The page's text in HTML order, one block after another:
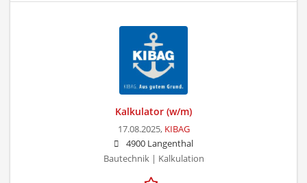
Kalkulator (w/m)
17.08.2025, KIBAG
4900 Langenthal
Bautechnik | Kalkulation